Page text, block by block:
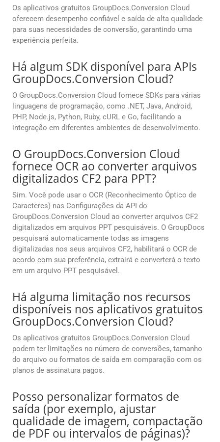
Os aplicativos gratuitos GroupDocs.Conversion Cloud
oferecem desempenho confiável e saída de alta qualidade
para suas necessidades de conversão, garantindo uma
experiência perfeita.
Há algum SDK disponível para APIs
GroupDocs.Conversion Cloud?
O GroupDocs.Conversion Cloud fornece SDKs para várias
linguagens de programação, como .NET, Java, Android,
PHP, Node.js, Python, Ruby, cURL e Go, facilitando a
integração em diferentes ambientes de desenvolvimento.
O GroupDocs.Conversion Cloud
fornece OCR ao converter arquivos
digitalizados CF2 para PPT?
Sim. Você pode usar o OCR (Reconhecimento Óptico de
Caracteres) nas Configurações da API do
GroupDocs.Conversion Cloud ao converter arquivos CF2
digitalizados em arquivos PPT pesquisáveis. O GroupDocs
pesquisará automaticamente todas as imagens
digitalizadas nos seus arquivos CF2, habilitará o OCR de
acordo com sua preferência, extrairá e converterá o texto
em um arquivo PPT pesquisável.
Há alguma limitação nos recursos
disponíveis nos aplicativos gratuitos
GroupDocs.Conversion Cloud?
Os aplicativos gratuitos GroupDocs.Conversion Cloud
podem ter limitações no número de conversões, tamanho
do arquivo ou formatos de saída em comparação com os
planos de assinatura pagos.
Posso personalizar formatos de
saída (por exemplo, ajustar
qualidade de imagem, compactação
de PDF ou intervalos de páginas)?